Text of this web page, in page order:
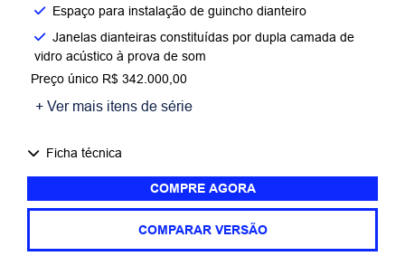
Espaço para instalação de guincho dianteiro
Janelas dianteiras constituídas por dupla camada de
vidro acústico à prova de som
Preço único R$ 342.000,00
+ Ver mais itens de série
Ficha técnica
COMPRE AGORA
COMPARAR VERSÃO